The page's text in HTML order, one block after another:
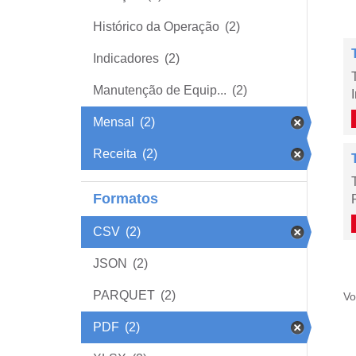
Histórico da Operação (2)
Indicadores (2)
Manutenção de Equip... (2)
Mensal (2)
Receita (2)
Formatos
CSV (2)
JSON (2)
PARQUET (2)
PDF (2)